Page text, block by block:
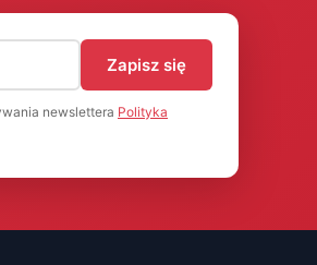
Zapisz się
newslettera Polityka